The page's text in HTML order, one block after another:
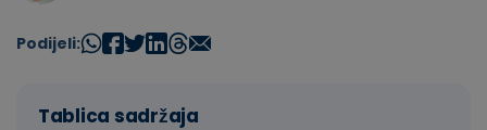
Podijeli:
Tablica sadržaja